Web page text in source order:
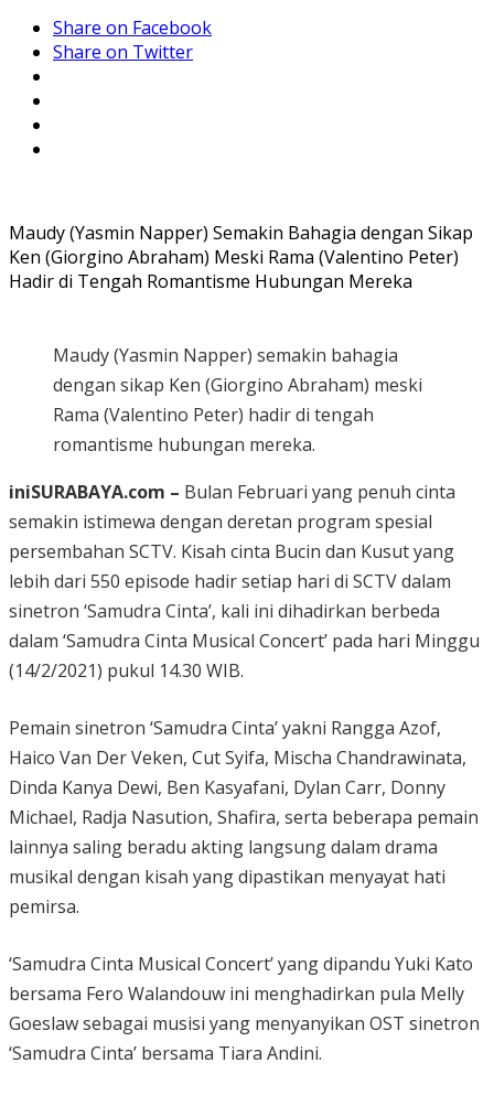
Share on Facebook
Share on Twitter
Maudy (Yasmin Napper) Semakin Bahagia dengan Sikap
Ken (Giorgino Abraham) Meski Rama (Valentino Peter)
Hadir di Tengah Romantisme Hubungan Mereka
Maudy (Yasmin Napper) semakin bahagia
dengan sikap Ken (Giorgino Abraham) meski
Rama (Valentino Peter) hadir di tengah
romantisme hubungan mereka.
iniSURABAYA.com – Bulan Februari yang penuh cinta
semakin istimewa dengan deretan program spesial
persembahan SCTV. Kisah cinta Bucin dan Kusut yang
lebih dari 550 episode hadir setiap hari di SCTV dalam
sinetron ‘Samudra Cinta’, kali ini dihadirkan berbeda
dalam ‘Samudra Cinta Musical Concert’ pada hari Minggu
(14/2/2021) pukul 14.30 WIB.
Pemain sinetron ‘Samudra Cinta’ yakni Rangga Azof,
Haico Van Der Veken, Cut Syifa, Mischa Chandrawinata,
Dinda Kanya Dewi, Ben Kasyafani, Dylan Carr, Donny
Michael, Radja Nasution, Shafira, serta beberapa pemain
lainnya saling beradu akting langsung dalam drama
musikal dengan kisah yang dipastikan menyayat hati
pemirsa.
‘Samudra Cinta Musical Concert’ yang dipandu Yuki Kato
bersama Fero Walandouw ini menghadirkan pula Melly
Goeslaw sebagai musisi yang menyanyikan OST sinetron
‘Samudra Cinta’ bersama Tiara Andini.